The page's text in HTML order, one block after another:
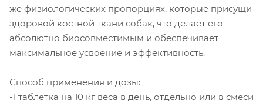
же физиологических пропорциях, которые присущи
здоровой костной ткани собак, что делает его
абсолютно биосовместимым и обеспечивает
максимальное усвоение и эффективность.
Способ применения и дозы:
-1 таблетка на 10 кг веса в день, отдельно или в смеси